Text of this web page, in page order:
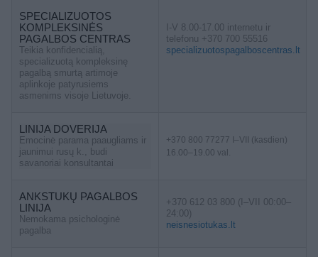
SPECIALIZUOTOS
KOMPLEKSINĖS
PAGALBOS CENTRAS
Teikia konfidencialią,
specializuotą kompleksinę
pagalbą smurtą artimoje
aplinkoje patyrusiems
asmenims visoje Lietuvoje.
I-V 8.00-17.00 internetu ir
telefonu +370 700 55516
specializuotospagalboscentras.lt
LINIJA DOVERIJA
Emocinė parama paaugliams ir
jaunimui rusų k., budi
savanoriai konsultantai
+370 800 77277 I–VII (kasdien)
16.00–19.00 val.
ANKSTUKŲ PAGALBOS
LINIJA
Nemokama psichologinė
pagalba
+370 612 03 800 (I–VII 00:00–
24:00)
neisnesiotukas.lt